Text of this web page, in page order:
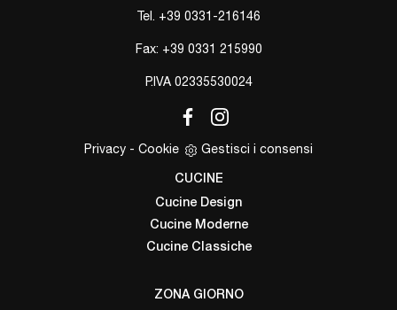
Tel. +39 0331-216146
Fax: +39 0331 215990
P.IVA 02335530024
Privacy - Cookie Gestisci i consensi
CUCINE
Cucine Design
Cucine Moderne
Cucine Classiche
ZONA GIORNO